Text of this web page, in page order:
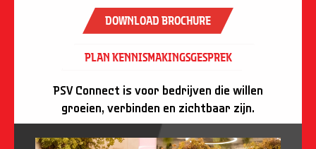
download brochure
plan kennismakingsgesprek
PSV Connect is voor bedrijven die willen
groeien, verbinden en zichtbaar zijn.